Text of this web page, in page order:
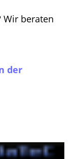
Wir beraten
der